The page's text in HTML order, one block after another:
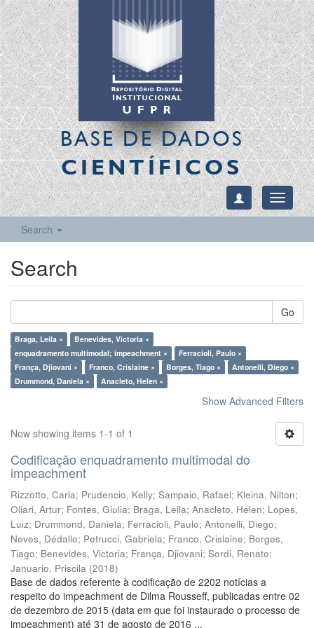
BASE DE DADOS
CIENTÍFICOS
Toggle
Search
Search
Go
Braga, Leila ×
Benevides, Victoria ×
enquadramento multimodal; impeachment ×
Ferracioli, Paulo ×
França, Djiovani ×
Franco, Crislaine × Borges, Tiago ×
Antonelli, Diego ×
Drummond, Daniela ×
Anacleto, Helen ×
Show Advanced Filters
Now showing items 1-1 of 1
Codificação enquadramento multimodal do
impeachment
Rizzotto, Carla; Prudencio, Kelly; Sampaio, Rafael; Kleina, Nilton;
Oliari, Artur; Fontes, Giulia; Braga, Leila; Anacleto, Helen; Lopes,
Luiz; Drummond, Daniela; Ferracioli, Paulo; Antonelli, Diego;
Neves, Dédallo; Petrucci, Gabriela; Franco, Crislaine; Borges,
Tiago; Benevides, Victoria; França, Djiovani; Sordi, Renato;
Januario, Priscila (2018)
Base de dados referente à codificação de 2202 notícias a
respeito do impeachment de Dilma Rousseff, publicadas entre 02
de dezembro de 2015 (data em que foi instaurado o processo de
impeachment) até 31 de agosto de 2016 ...